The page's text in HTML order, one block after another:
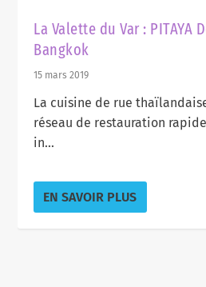
La Valette du Var : PITAYA
Bangkok
15 mars 2019
La cuisine de rue
réseau de restauration
in...
EN SAVOIR PLUS